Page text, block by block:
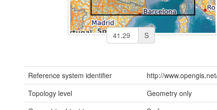
S
Reference system identifier
http://
Topology level
Geometry only